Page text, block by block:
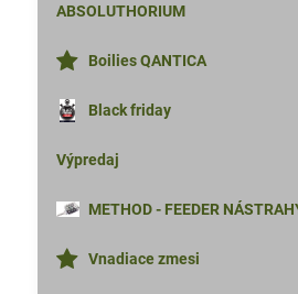
ABSOLUTHORIUM
Boilies QANTICA
Black friday
Výpredaj
METHOD - FEEDER
Vnadiace zmesi